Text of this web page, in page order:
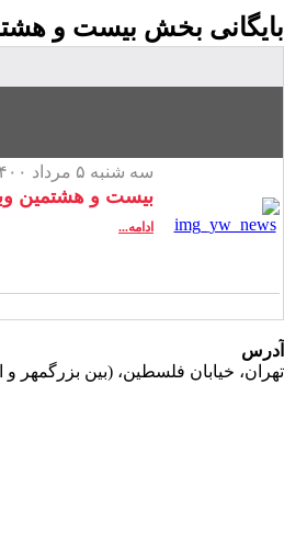
بایگانی بخش بیست و
سه شنبه ۵ مرداد ۱۴۰۰ -
بیست و هشتمین
ادامه...
آدرس
تهران، خیابان فلسطین، (بین بزرگمهر و انقلاب)، بن